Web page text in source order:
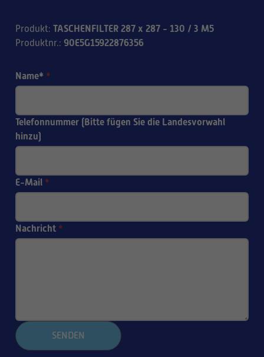
Produkt: TASCHENFILTER 287 x 287 - 130 / 3 M5
Produktnr.: 90E5G15922876356
Name* *
Telefonnummer (Bitte fügen Sie die Landesvorwahl
hinzu)
E-Mail *
Nachricht *
SENDEN